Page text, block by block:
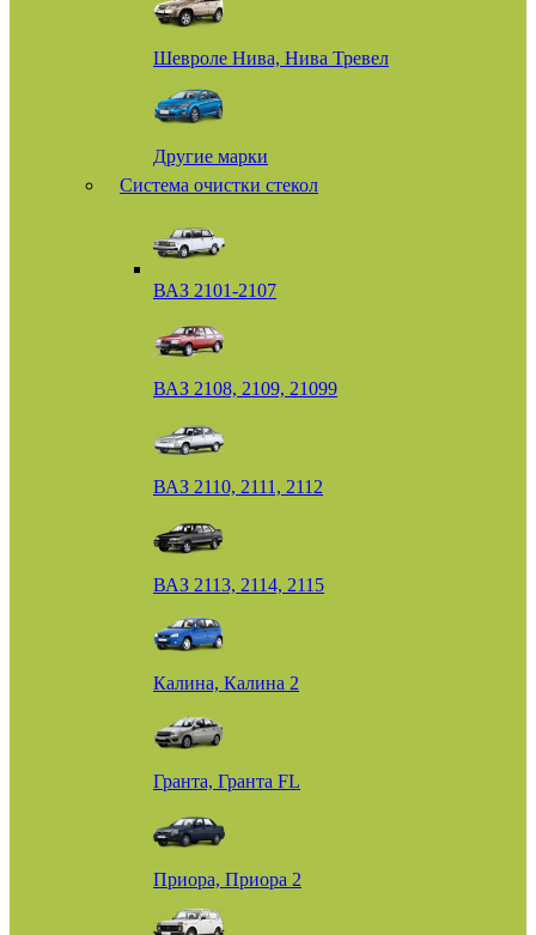
Шевроле Нива, Нива Тревел
Другие марки
Система очистки стекол
ВАЗ 2101-2107
ВАЗ 2108, 2109, 21099
ВАЗ 2110, 2111, 2112
ВАЗ 2113, 2114, 2115
Калина, Калина 2
Гранта, Гранта FL
Приора, Приора 2